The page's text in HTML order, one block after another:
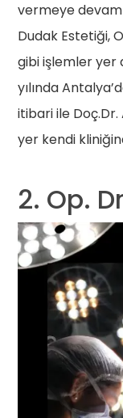
vermeye devam
Dudak Estetiği,
gibi işlemler yer
yılında
itibari ile Doç.Dr.
yer kendi
2. Op.